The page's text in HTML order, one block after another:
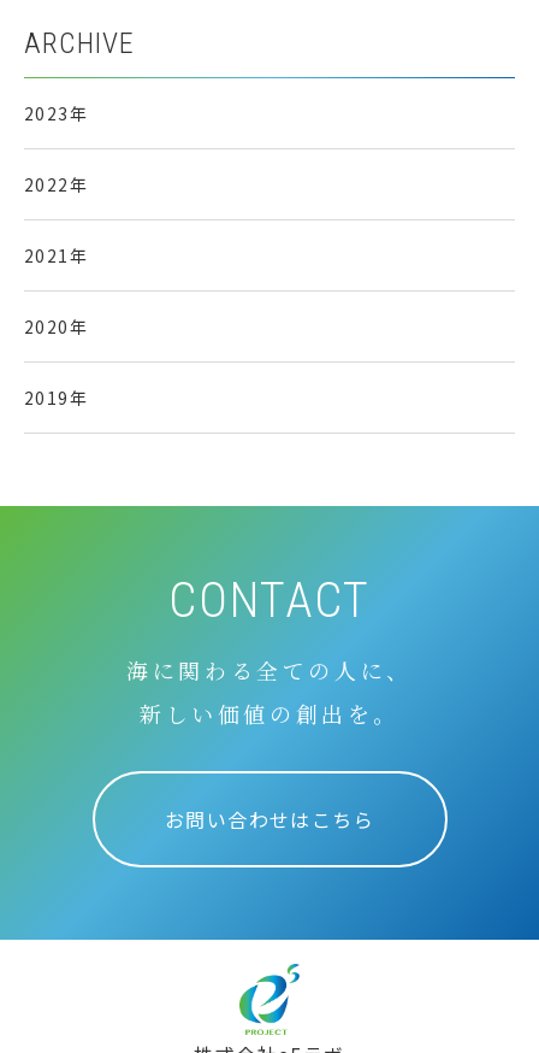
ARCHIVE
2023年
2022年
2021年
2020年
2019年
CONTACT
海に関わる全ての人に、
新しい価値の創出を。
お問い合わせはこちら